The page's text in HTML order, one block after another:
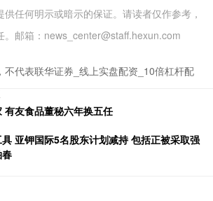
任何明示或暗示的保证。请读者仅作参考，
。邮箱：news_center@staff.hexun.com
不代表联华证券_线上实盘配资_10倍杠杆配
有友食品董秘六年换五任
亚钾国际5名股东计划减持 包括正被采取强